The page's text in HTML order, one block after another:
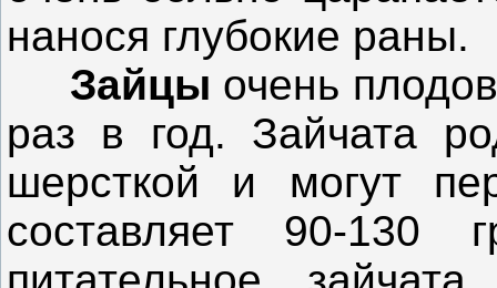
нанося глубокие раны.
Зайцы очень
раз в год. Зайчата
шерсткой и могут
составляет 90-130